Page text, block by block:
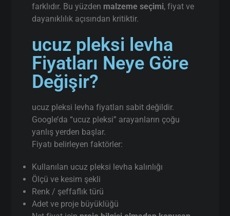
farklıdır. Bu yüzden malzeme seçimi, fiyat ve
dayanıklılık açısından kritiktir.
ucuz pleksi levha
Fiyatları Neye Göre
Değişir?
ucuz pleksi levha fiyatları sabit değildir.
Google’da “ucuz pleksi” arayanların çoğu
yanlış yerden başlar.
Fiyatı belirleyen faktörler:
Kullanılan ucuz pleksi levha kalınlığı
Ölçü ve kesim şekli
Renk / şeffaflık türü
Adet ve proje büyüklüğü